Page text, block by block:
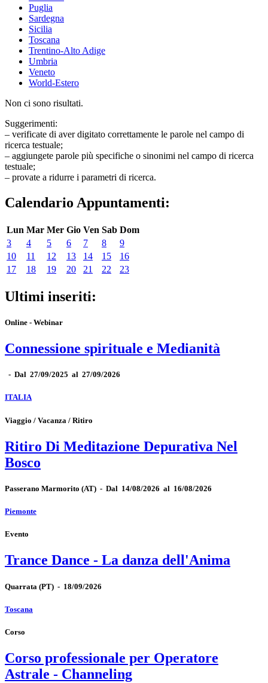
Puglia
Sardegna
Sicilia
Toscana
Trentino-Alto Adige
Umbria
Veneto
World-Estero
Non ci sono risultati.
Suggerimenti:
– verificate di aver digitato correttamente le parole nel campo di
ricerca testuale;
– aggiungete parole più specifiche o sinonimi nel campo di ricerca
testuale;
– provate a ridurre i parametri di ricerca.
Calendario Appuntamenti:
Lun Mar Mer Gio Ven Sab Dom
3
4 5 6 7 8
9
10
11 12 13 14 15
16
17
18 19 20 21 22 23
Ultimi inseriti:
Online - Webinar
Connessione spirituale e Medianità
- Dal 27/09/2025 al 27/09/2026
ITALIA
Viaggio / Vacanza / Ritiro
Ritiro Di Meditazione Depurativa Nel
Bosco
Passerano Marmorito (AT) - Dal 14/08/2026 al 16/08/2026
Piemonte
Evento
Trance Dance - La danza dell'Anima
Quarrata (PT) - 18/09/2026
Toscana
Corso
Corso professionale per Operatore
Astrale - Channeling